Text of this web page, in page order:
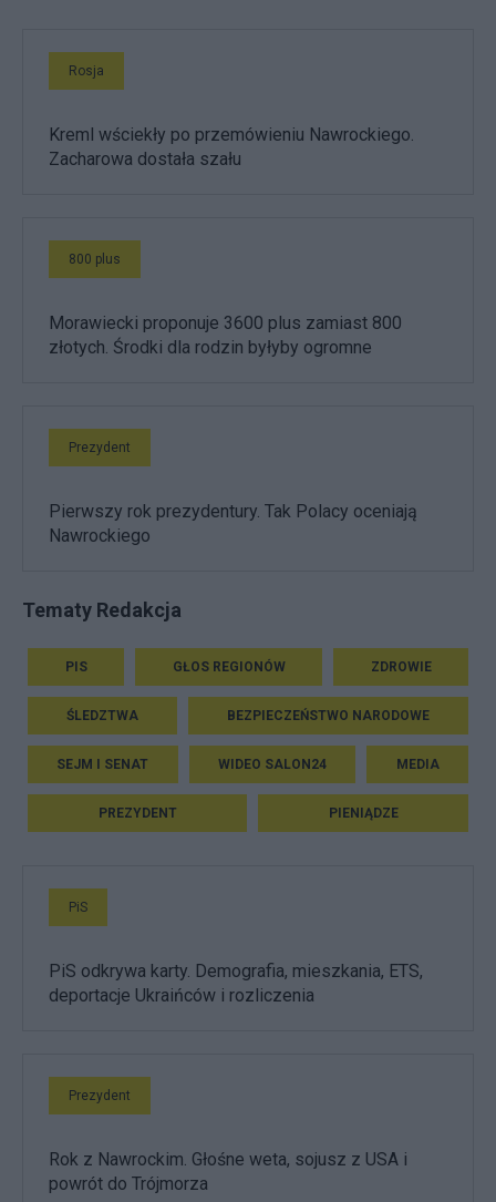
Rosja
Kreml wściekły po przemówieniu Nawrockiego.
Zacharowa dostała szału
800 plus
Morawiecki proponuje 3600 plus zamiast 800
złotych. Środki dla rodzin byłyby ogromne
Prezydent
Pierwszy rok prezydentury. Tak Polacy oceniają
Nawrockiego
Tematy Redakcja
PIS GŁOS REGIONÓW ZDROWIE
ŚLEDZTWA BEZPIECZEŃSTWO NARODOWE
SEJM I SENAT WIDEO SALON24 MEDIA
PREZYDENT PIENIĄDZE
PiS
PiS odkrywa karty. Demografia, mieszkania, ETS,
deportacje Ukraińców i rozliczenia
Prezydent
Rok z Nawrockim. Głośne weta, sojusz z USA i
powrót do Trójmorza